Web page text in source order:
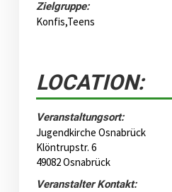
Zielgruppe:
Konfis,Teens
LOCATION:
Veranstaltungsort:
Jugendkirche Osnabrück
Klöntrupstr. 6
49082 Osnabrück
Veranstalter Kontakt: